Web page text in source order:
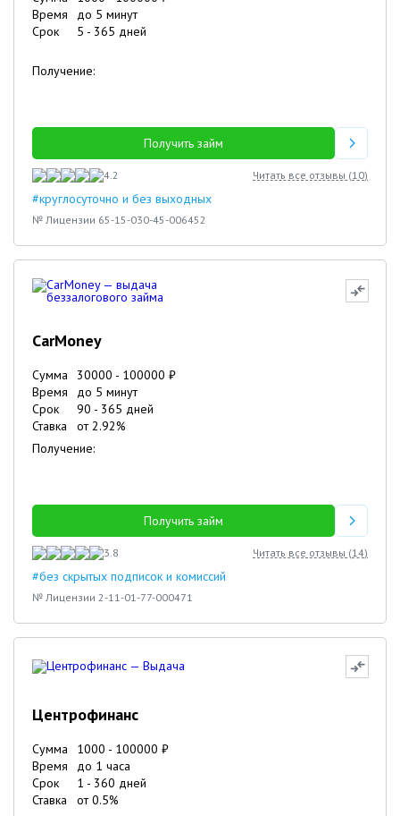
Время
до 5 минут
Срок
5 - 365 дней
Получение:
Получить займ
4.2 Читать все отзывы (10)
#круглосуточно и без выходных
№ Лицензии 65-15-030-45-006452
CarMoney
Сумма 30000 - 100000 ₽
Время
до 5 минут
Срок
90 - 365 дней
Ставка
от2.92%
Получение:
Получить займ
3.8 Читать все отзывы (14)
#без скрытых подписок и комиссий
№ Лицензии 2-11-01-77-000471
Центрофинанс
Сумма 1000 - 100000 ₽
Время
до 1 часа
Срок
1 - 360 дней
Ставка
от0.5%